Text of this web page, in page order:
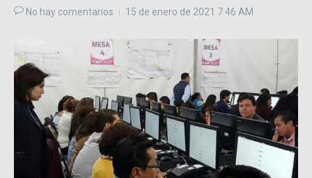
No hay comentarios 15 de enero de 2021 7:46 AM